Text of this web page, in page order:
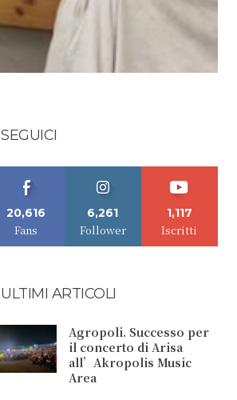
SEGUICI
20,616
Fans
6,261
Follower
1,117
Iscritti
ULTIMI ARTICOLI
Agropoli. Successo per
il concerto di Arisa
all’Akropolis Music
Area